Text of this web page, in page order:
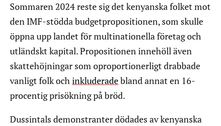
Sommaren 2024 reste sig det kenyanska folket mot
den IMF-stödda budgetpropositionen, som skulle
öppna upp landet för multinationella företag och
utländskt kapital. Propositionen innehöll även
skattehöjningar som oproportionerligt drabbade
vanligt folk ochinkluderadebland annat en 16-
procentig prisökning på bröd.
Dussintals demonstranter dödades av kenyanska